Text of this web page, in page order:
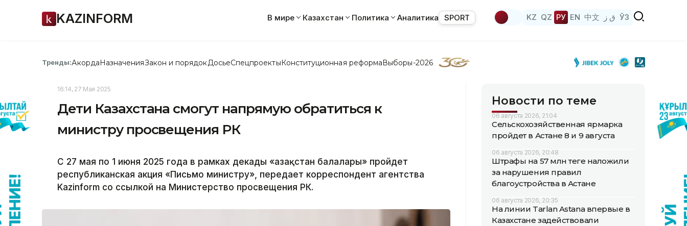
KAZINFORM В мире Казахстан Политика Аналитика SPORT KZ QZ РУ EN 中文 ق ز ЎЗ
Тренды:АкордаНазначенияЗакон и порядок ДосьеСпецпроектыКонституционная реформаВыборы-2026
16:14, 27 Мая 2025
Дети Казахстана смогут напрямую обратиться к
министру просвещения РК
С 27 мая по 1 июня 2025 года в рамках декады «Қазақстан балалары» пройдет
республиканская акция «Письмо министру», передает корреспондент агентства
Kazinform со ссылкой на Министерство просвещения РК.
Новости по теме
06 августа 2026, 21:04
Сельскохозяйственная ярмарка
пройдет в Астане 8 и 9 августа
06 августа 2026, 20:48
Штрафы на 57 млн теңге наложили
за нарушения правил
благоустройства в Астане
06 августа 2026, 20:35
На линии Tarlan Astana впервые в
Казахстане задействовали